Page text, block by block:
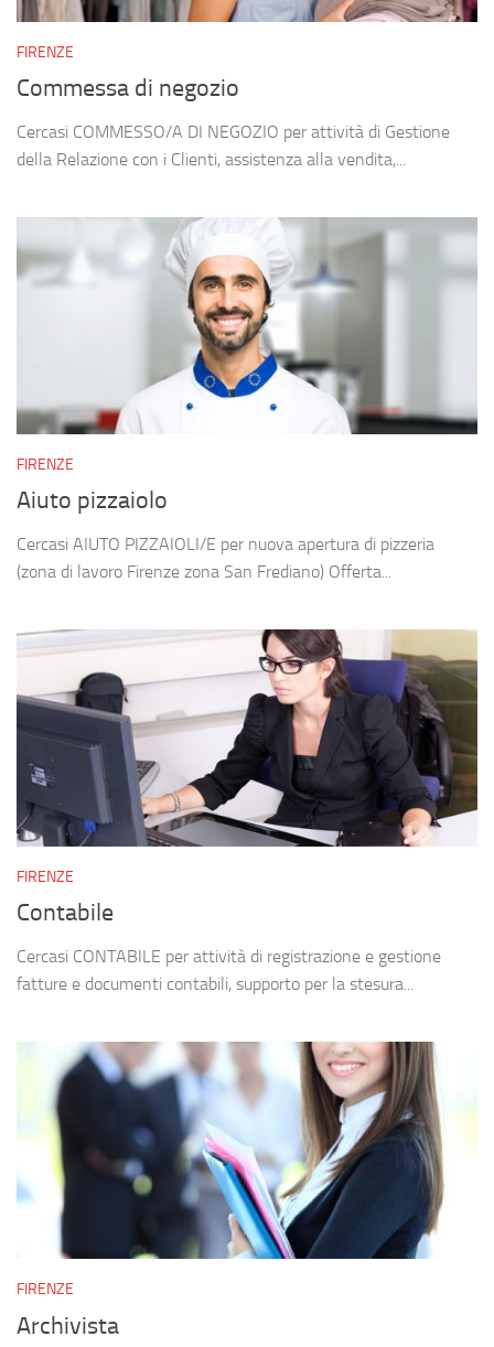
FIRENZE
Commessa di negozio
Cercasi COMMESSO/A DI NEGOZIO per attività di Gestione
della Relazione con i Clienti, assistenza alla vendita,...
FIRENZE
Aiuto pizzaiolo
Cercasi AIUTO PIZZAIOLI/E per nuova apertura di pizzeria
(zona di lavoro Firenze zona San Frediano) Offerta...
FIRENZE
Contabile
Cercasi CONTABILE per attività di registrazione e gestione
fatture e documenti contabili, supporto per la stesura...
FIRENZE
Archivista